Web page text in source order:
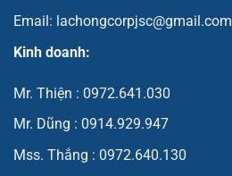
Email: lachongcorpjsc@gmail.com
Kinh doanh:
Mr. Thiện : 0972.641.030
Mr. Dũng : 0914.929.947
Mss. Thắng : 0972.640.130